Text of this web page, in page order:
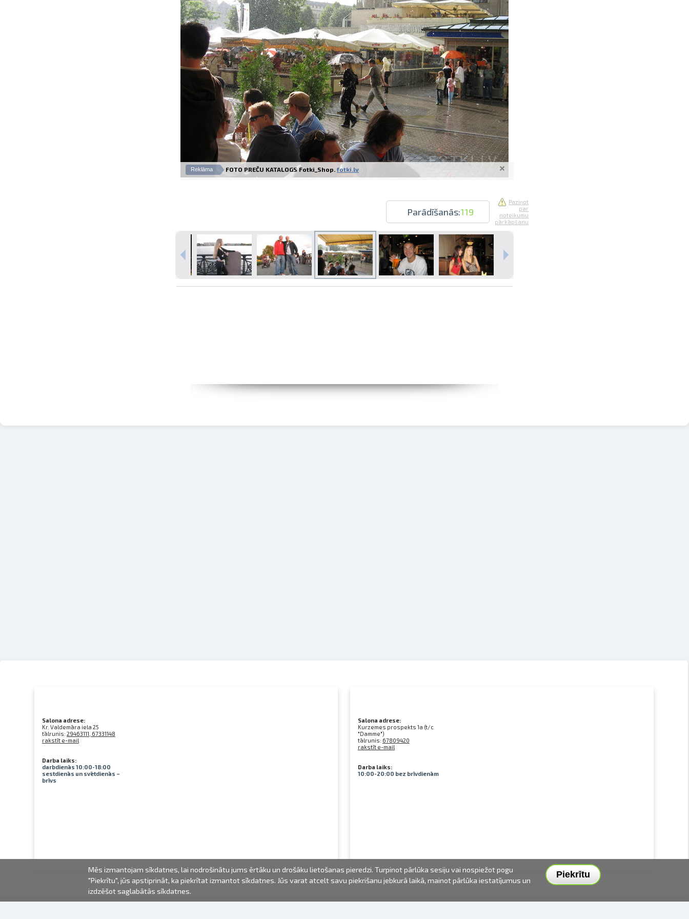
Izdrukas 1h laikā Rīgā – pasūtiet tiešsaistē
Dažādi formāti un papīra veidi jūsu foto
Piegāde visā Latvijā vai saņemšana klātienē
Reklāma FOTO PREČU KATALOGS Fotki_Shop. fotki.lv
Parādīšanās:119
Paziņot
par
noteikumu
pārkāpšanu
Salona adrese:
Kr. Valdemāra iela 25
tālrunis: 29463111, 67331148
rakstīt e-mail
Darba laiks:
darbdienās 10:00-18:00
sestdienās un svētdienās –
brīvs
Salona adrese:
Kurzemes prospekts 1a (t/c
"Damme")
tālrunis: 67809420
rakstīt e-mail
Darba laiks:
10:00-20:00 bez brīvdienām
Piekrītu
Mēs izmantojam sīkdatnes, lai nodrošinātu jums ērtāku un drošāku lietošanas pieredzi. Turpinot pārlūka sesiju vai nospiežot pogu
"Piekrītu", jūs apstiprināt, ka piekrītat izmantot sīkdatnes. Jūs varat atcelt savu piekrišanu jebkurā laikā, mainot pārlūka iestatījumus un
izdzēšot saglabātās sīkdatnes.